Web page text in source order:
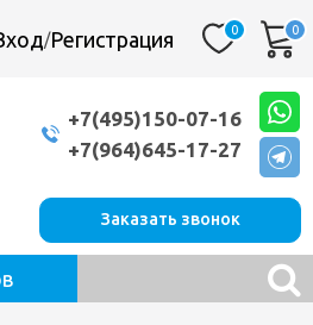
/Регистрация 0 0
+7(495)150-07-16
+7(964)645-17-27
Заказать звонок